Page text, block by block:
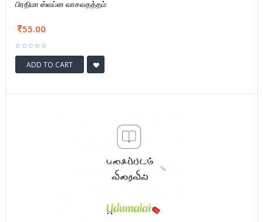
பிரதிமா ஸ்வப்ன வாசவதத்தம்
55.00
ADD TO CART